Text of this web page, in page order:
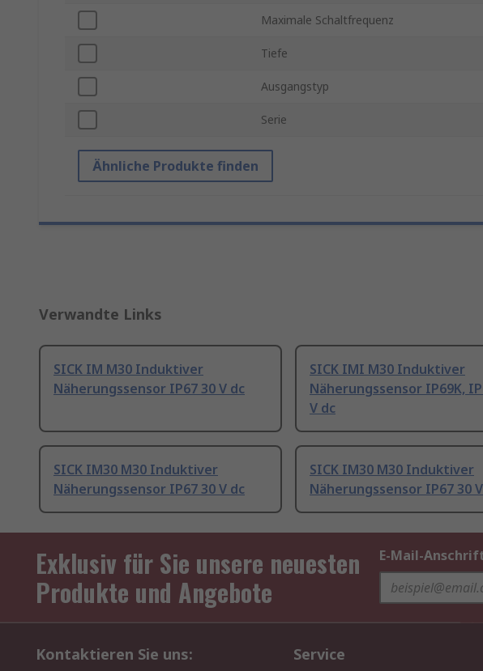
Maximale Schaltfrequenz
Tiefe
Ausgangstyp
Serie
Ähnliche Produkte finden
Verwandte Links
SICK IM M30 Induktiver
Näherungssensor IP67 30 V dc
SICK IMI M30 Induktiver
Näherungssensor IP69K,
V dc
SICK IM30 M30 Induktiver
Näherungssensor IP67 30 V dc
SICK IM30 M30 Induktiver
Näherungssensor IP67 30
Exklusiv für Sie unsere neuesten
Produkte und Angebote
E-Mail-
Kontaktieren Sie uns: Service